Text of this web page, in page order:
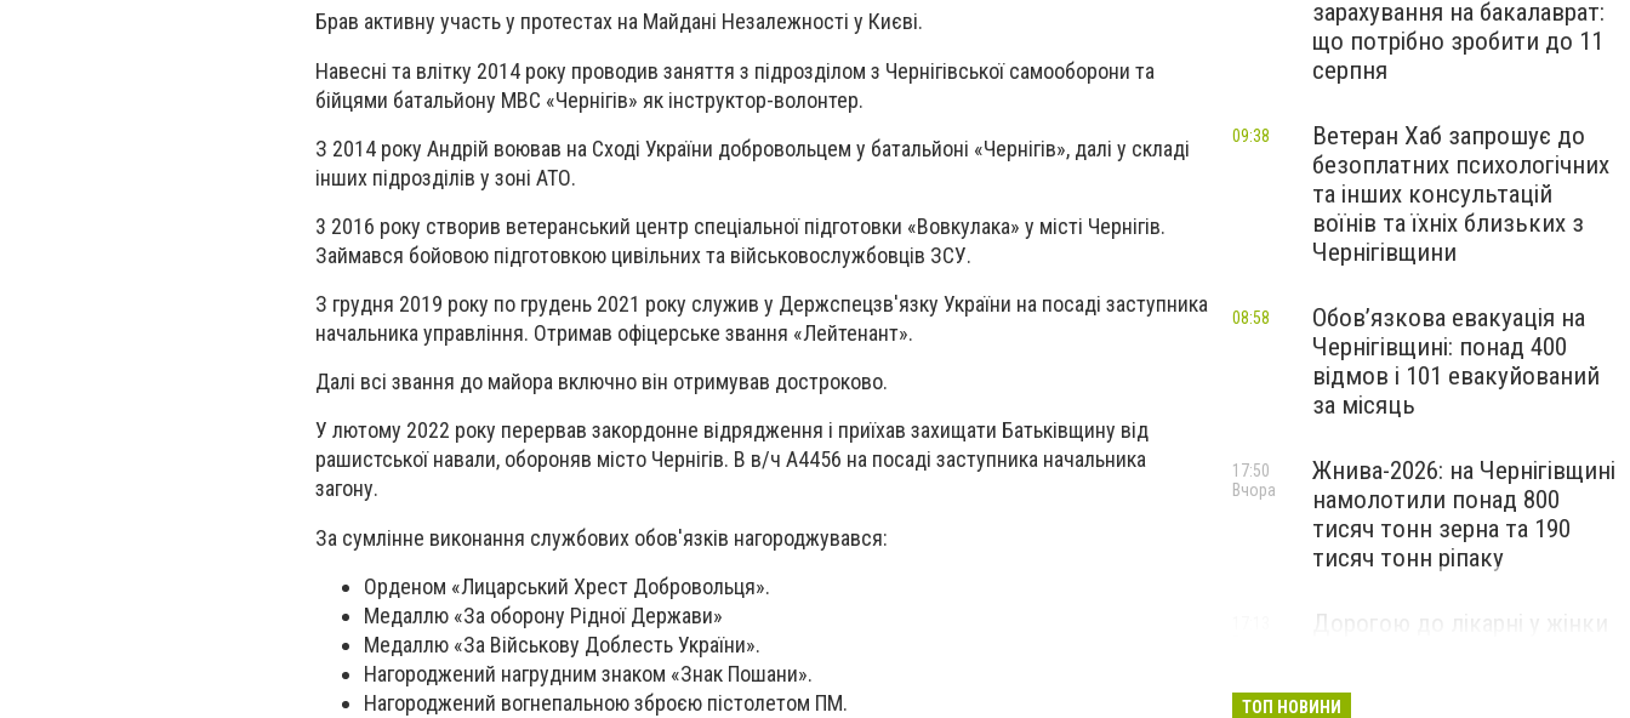
Брав активну участь у протестах на Майдані Незалежності у Києві.
Навесні та влітку 2014 року проводив заняття з підрозділом з Чернігівської самооборони та
бійцями батальйону МВС «Чернігів» як інструктор-волонтер.
З 2014 року Андрій воював на Сході України добровольцем у батальйоні «Чернігів», далі у складі
інших підрозділів у зоні АТО.
3 2016 року створив ветеранський центр спеціальної підготовки «Вовкулака» у місті Чернігів.
Займався бойовою підготовкою цивільних та військовослужбовців ЗСУ.
З грудня 2019 року по грудень 2021 року служив у Держспецзв'язку України на посаді заступника
начальника управління. Отримав офіцерське звання «Лейтенант».
Далі всі звання до майора включно він отримував достроково.
У лютому 2022 року перервав закордонне відрядження і приїхав захищати Батьківщину від
рашистської навали, обороняв місто Чернігів. В в/ч А4456 на посаді заступника начальника
загону.
За сумлінне виконання службових обов'язків нагороджувався:
Орденом «Лицарський Хрест Добровольця».
Медаллю «За оборону Рідної Держави»
Медаллю «За Військову Доблесть України».
Нагороджений нагрудним знаком «Знак Пошани».
Нагороджений вогнепальною зброєю пістолетом ПМ.
зарахування на бакалаврат:
що потрібно зробити до 11
серпня
Ветеран Хаб запрошує до
безоплатних психологічних
та інших консультацій
воїнів та їхніх близьких з
Чернігівщини
09:38
Обов’язкова евакуація на
Чернігівщині: понад 400
відмов і 101 евакуйований
за місяць
08:58
Жнива-2026: на Чернігівщині
намолотили понад 800
тисяч тонн зерна та 190
тисяч тонн ріпаку
17:50
Вчора
Дорогою до лікарні у жінки
реанімували пацієнтку
ТОП НОВИНИ